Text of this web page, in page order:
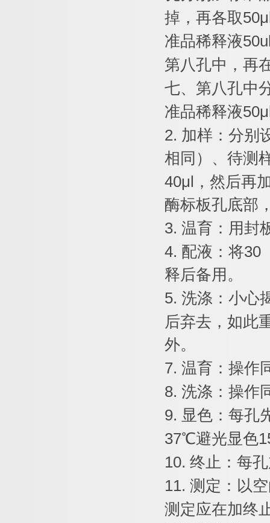
掉，再各取
准品稀释液
第八孔中，再
七、第八孔中
准品稀释液
2. 加样：分别
相同）、待测
40μl
，然后再
酶标板孔底部
3. 温育：用封
4. 配液：将30
释后备用。
5. 洗涤：小心
后弃去，如此
外。
7. 温育：操作
8. 洗涤：操作
9. 显色：每孔
37℃避光显色
10. 终止：每
11. 测定：以
测定应在加终